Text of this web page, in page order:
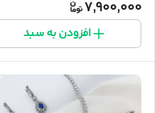
7,900,000
افزودن به سبد